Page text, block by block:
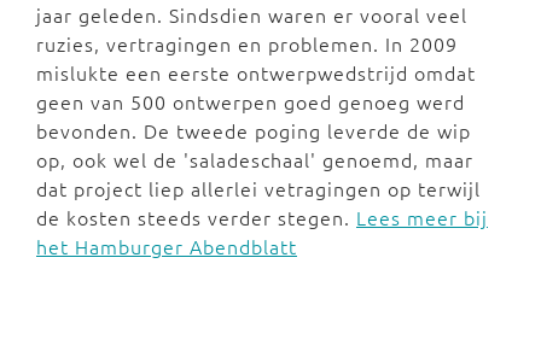
jaar geleden. Sindsdien waren er vooral veel
ruzies, vertragingen en problemen. In 2009
mislukte een eerste ontwerpwedstrijd omdat
geen van 500 ontwerpen goed genoeg werd
bevonden. De tweede poging leverde de wip
op, ook wel de 'saladeschaal' genoemd, maar
dat project liep allerlei vetragingen op terwijl
de kosten steeds verder stegen. Lees meer bij
het Hamburger Abendblatt